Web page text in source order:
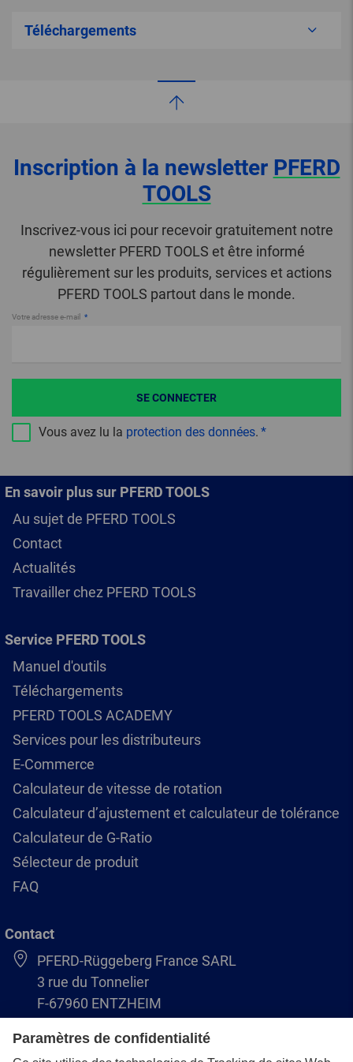
Téléchargements
Inscription à la newsletter PFERD
TOOLS
Inscrivez-vous ici pour recevoir gratuitement notre
newsletter PFERD TOOLS et être informé
régulièrement sur les produits, services et actions
PFERD TOOLS partout dans le monde.
Votre adresse e-mail
Vous avez lu la protection des données.
SE CONNECTER
En savoir plus sur PFERD TOOLS
Au sujet de PFERD TOOLS
Contact
Actualités
Travailler chez PFERD TOOLS
Service PFERD TOOLS
Manuel d'outils
Téléchargements
PFERD TOOLS ACADEMY
Services pour les distributeurs
E-Commerce
Calculateur de vitesse de rotation
Calculateur d’ajustement et calculateur de tolérance
Calculateur de G-Ratio
Sélecteur de produit
FAQ
Contact
PFERD-Rüggeberg France SARL
3 rue du Tonnelier
F-67960 ENTZHEIM
+33 3 88 49 72 50